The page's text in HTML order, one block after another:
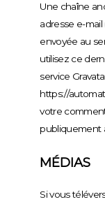
Une chaîne
adresse e-
envoyée au
utilisez ce
service
https://
votre
publiquement
MÉDIAS
Si vous